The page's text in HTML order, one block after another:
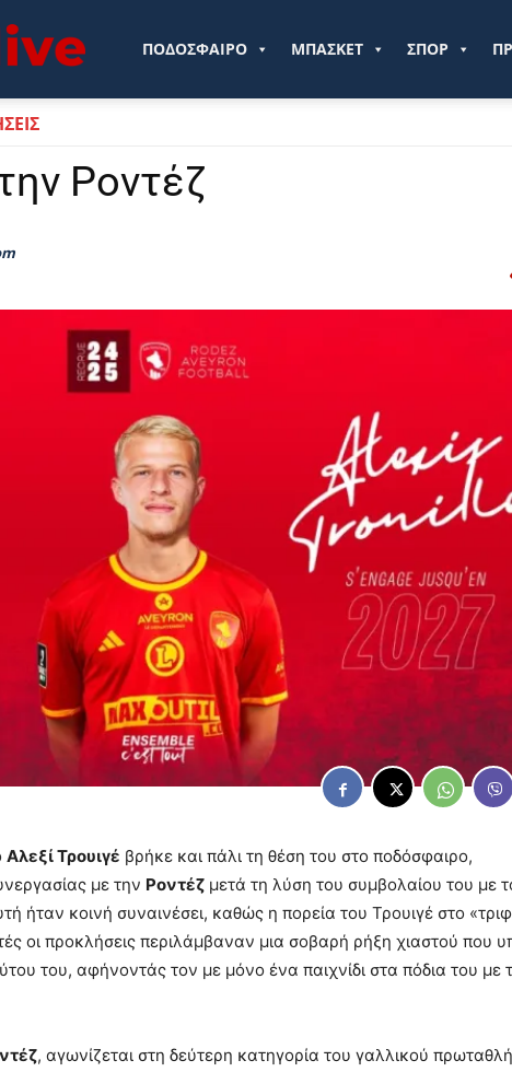
Sportlive.grΠΟΔΟΣΦΑΙΡΟ ΜΠΑΣΚΕΤ ΣΠΟΡ
Ροντέζ
Αλεξί Τρουιγέ βρήκε και πάλι τη θέση του στο ποδόσφαιρο,
με την Ροντέζ μετά τη λύση του συμβολαίου του με
ήταν κοινή συναινέσει, καθώς η πορεία του Τρουιγέ στο
οι προκλήσεις περιλάμβαναν μια σοβαρή ρήξη χιαστού που
του, αφήνοντάς τον με μόνο ένα παιχνίδι στα πόδια του με
, αγωνίζεται στη δεύτερη κατηγορία του γαλλικού